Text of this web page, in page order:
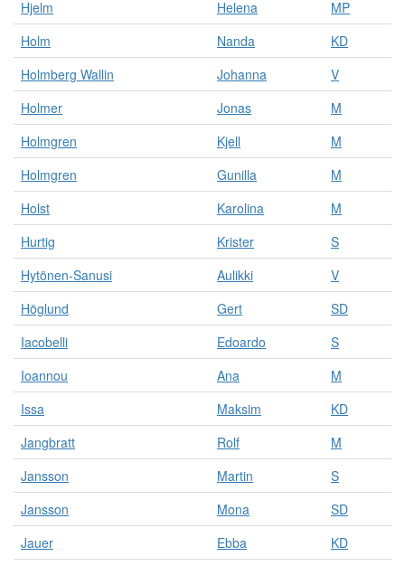
Hjelm Helena
MP
Holm
Nanda
KD
Holmberg Wallin
Johanna
V
Holmer
Jonas
M
Holmgren
Kjell
M
Holmgren
Gunilla
M
Holst
Karolina
M
Hurtig
Krister
S
Hytönen-Sanusi
Aulikki
V
Höglund
Gert
SD
Iacobelli
Edoardo
S
Ioannou
Ana
M
Issa
Maksim
KD
Jangbratt
Rolf
M
Jansson
Martin
S
Jansson
Mona
SD
Jauer
Ebba
KD